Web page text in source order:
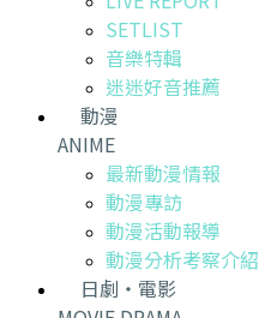
SETLIST
音樂特輯
迷迷好音推薦
動漫
ANIME
最新動漫情報
動漫專訪
動漫活動報導
動漫分析考察介紹
日劇・電影